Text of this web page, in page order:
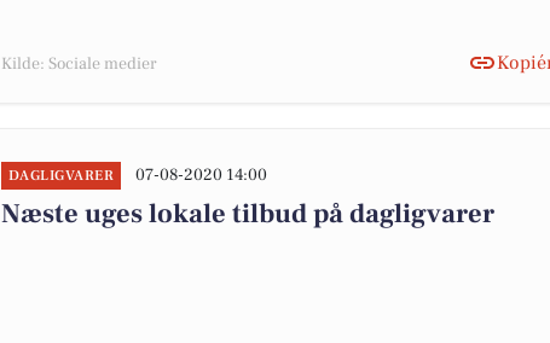
Kilde: Sociale medier
DAGLIGVARER 07-08-2020 14:00
Næste uges lokale tilbud på dagligvarer